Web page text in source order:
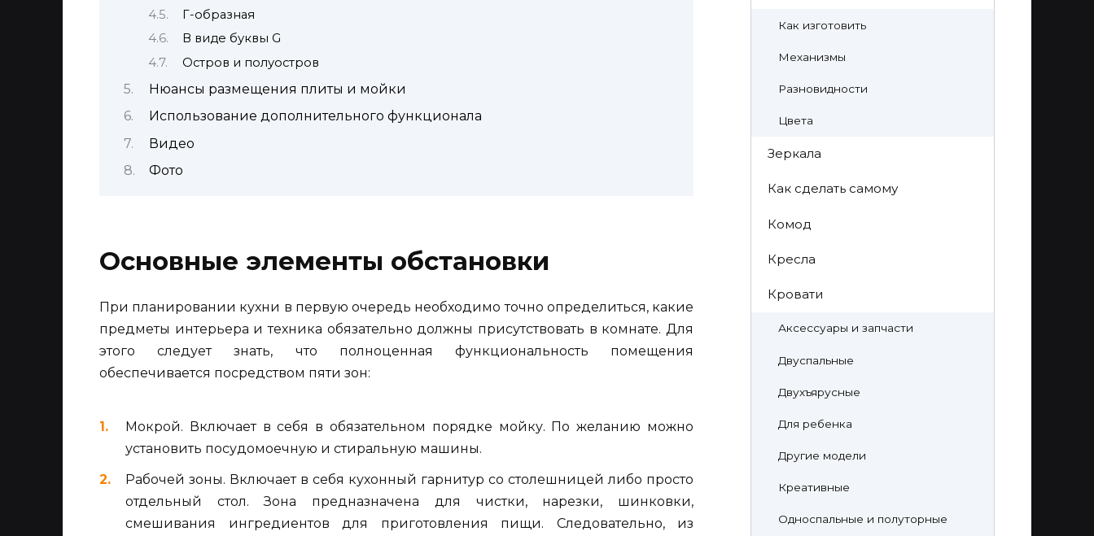
Г-образная
В виде буквы G
Остров и полуостров
Нюансы размещения плиты и мойки
Использование дополнительного функционала
Видео
Фото
Основные элементы обстановки
При планировании кухни в первую очередь необходимо точно определиться, какие
предметы интерьера и техника обязательно должны присутствовать в комнате. Для
этого следует знать, что полноценная функциональность помещения
обеспечивается посредством пяти зон:
Мокрой. Включает в себя в обязательном порядке мойку. По желанию можно
установить посудомоечную и стиральную машины.
Рабочей зоны. Включает в себя кухонный гарнитур со столешницей либо просто
отдельный стол. Зона предназначена для чистки, нарезки, шинковки,
смешивания ингредиентов для приготовления пищи. Следовательно, из
Как изготовить
Механизмы
Разновидности
Цвета
Зеркала
Как сделать самому
Комод
Кресла
Кровати
Аксессуары и запчасти
Двуспальные
Двухъярусные
Для ребенка
Другие модели
Креативные
Односпальные и полуторные